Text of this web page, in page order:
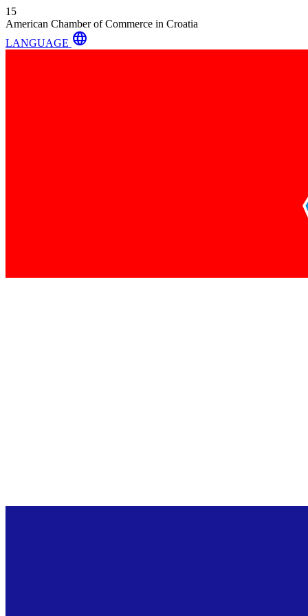
15
American Chamber of Commerce in Croatia
LANGUAGE language